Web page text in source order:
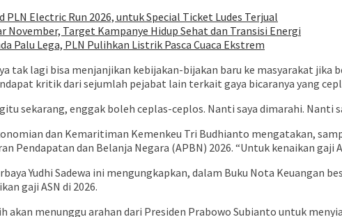
PLN Electric Run 2026, untuk Special Ticket Ludes Terjual
November, Target Kampanye Hidup Sehat dan Transisi Energi
Palu Lega, PLN Pulihkan Listrik Pasca Cuaca Ekstrem
tak lagi bisa menjanjikan kebijakan-bijakan baru ke masyarakat jika
kritik dari sejumlah pejabat lain terkait gaya bicaranya yang
sekarang, enggak boleh ceplas-ceplos. Nanti saya dimarahi. Nanti
dan Kemaritiman Kemenkeu Tri Budhianto mengatakan,
Pendapatan dan Belanja Negara (APBN) 2026. “Untuk kenaikan
Yudhi Sadewa ini mengungkapkan, dalam Buku Nota Keuangan
gaji ASN di 2026.
akan menunggu arahan dari Presiden Prabowo Subianto untuk